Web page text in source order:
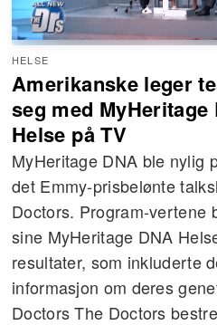
HELSE
Amerikanske leger
seg med MyHeritage
Helse på TV
MyHeritage DNA ble nylig
det Emmy-prisbelønte
Doctors. Program-vertene
sine MyHeritage DNA
resultater, som inkluderte
informasjon om deres
Doctors The Doctors